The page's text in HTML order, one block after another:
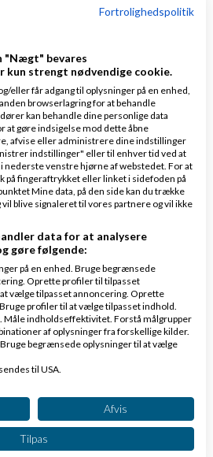
for svar :)
med produkter der hed
produkterne ligger i siderne
tests/ & /vare-
. Nu bliver sidens
i stedet for under sider,
bedre i guess.
ville du mene og kunne bedre
skal være vores keyword
Svar
Fortrolighedspolitik
"Nægt" bevares
strengt nødvendige cookie.
eller får adgang til oplysninger på en enhed,
browserlagring for at behandle
kan behandle dine personlige data
at gøre indsigelse mod dette åbne
afvise eller administrere dine indstillinger
indstillinger" eller til enhver tid ved at
nederste venstre hjørne af webstedet. For at
på fingeraftrykket eller linket i sidefoden på
Mine data, på den side kan du trække
vil blive signaleret til vores partnere og vil ikke
data for at analysere
gøre følgende:
på en enhed. Bruge begrænsede
Oprette profiler til tilpasset
vælge tilpasset annoncering. Oprette
profiler til at vælge tilpasset indhold.
indholdseffektivitet. Forstå målgrupper
af oplysninger fra forskellige kilder.
begrænsede oplysninger til at vælge
til USA.
formål:
Afvis
Tilpas